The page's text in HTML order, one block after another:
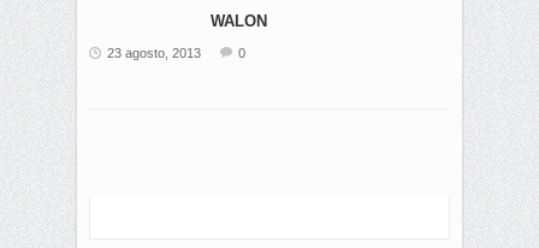
WALON
23 agosto, 2013 0